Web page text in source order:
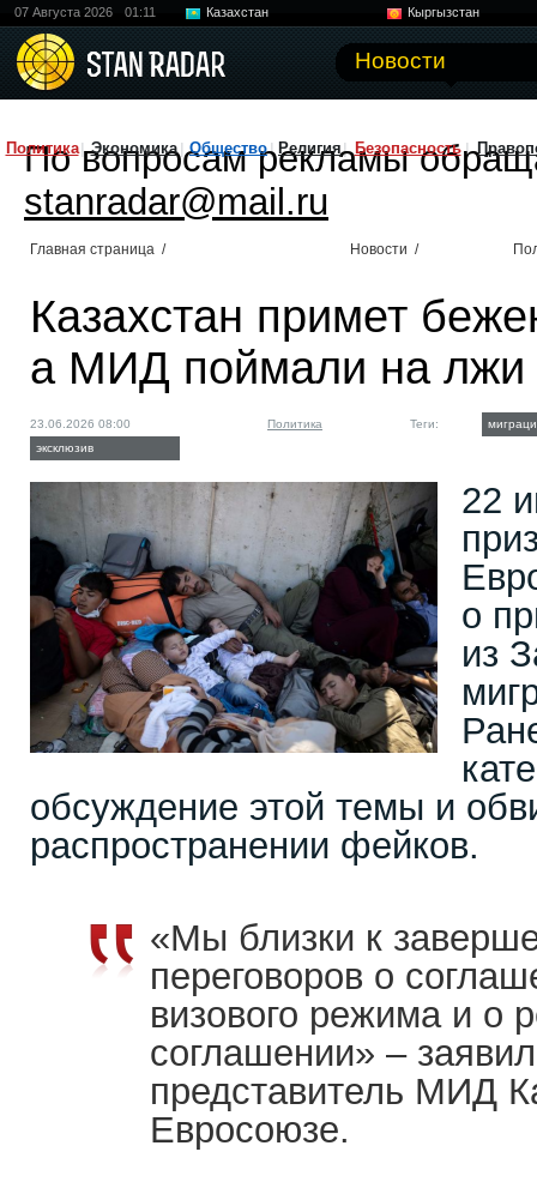
07 Августа 2026 01:11 Казахстан
Кыргызстан
Новости
Политика Экономика Общество Религия Безопасность
По вопросам рекламы
stanradar@mail.ru
Главная страница / Новости /
Казахстан примет
а МИД поймали на лжи
23.06.2026 08:00 Политика Теги:
эксклюзив
22
о
из
обсуждение этой темы и
распространении фейков.
«Мы близки к
переговоров о
визового режима и о
соглашении» –
представитель МИД
Евросоюзе.